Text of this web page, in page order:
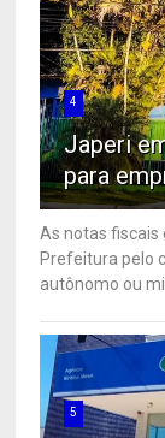
4
Japeri
para
As notas fiscais
Prefeitura pelo
autônomo ou
5